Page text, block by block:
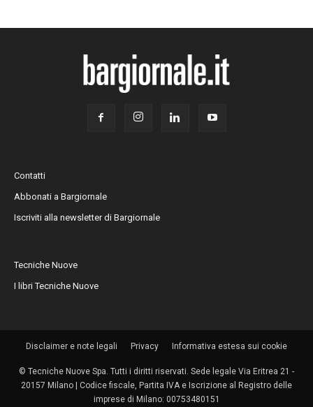
Contatti
Abbonati a Bargiornale
Iscriviti alla newsletter di Bargiornale
Tecniche Nuove
I libri Tecniche Nuove
Disclaimer e note legali Privacy Informativa estesa sui cookie
© Tecniche Nuove Spa. Tutti i diritti riservati. Sede legale Via Eritrea 21 -
20157 Milano | Codice fiscale, Partita IVA e Iscrizione al Registro delle
imprese di Milano: 00753480151